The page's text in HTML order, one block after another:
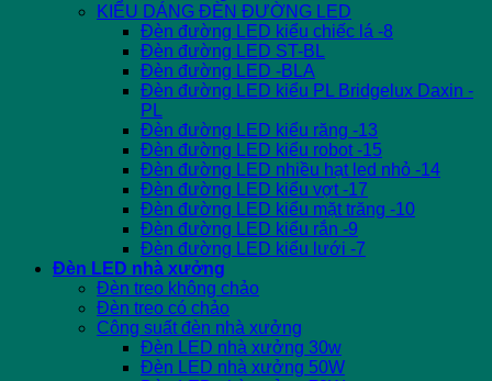
KIỂU DÁNG ĐÈN ĐƯỜNG LED
Đèn đường LED kiểu chiếc lá -8
Đèn đường LED ST-BL
Đèn đường LED -BLA
Đèn đường LED kiểu PL Bridgelux Daxin -
PL
Đèn đường LED kiểu răng -13
Đèn đường LED kiểu robot -15
Đèn đường LED nhiều hạt led nhỏ -14
Đèn đường LED kiểu vợt -17
Đèn đường LED kiểu mặt trăng -10
Đèn đường LED kiểu rắn -9
Đèn đường LED kiểu lưới -7
Đèn LED nhà xưởng
Đèn treo không chảo
Đèn treo có chảo
Công suất đèn nhà xưởng
Đèn LED nhà xưởng 30w
Đèn LED nhà xưởng 50W